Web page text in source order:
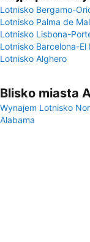
Lotnisko Bergamo-
Lotnisko Palma de
Lotnisko Lisbona-
Lotnisko Barcelona-El
Lotnisko Alghero
Blisko miasta
Wynajem Lotnisko
Alabama